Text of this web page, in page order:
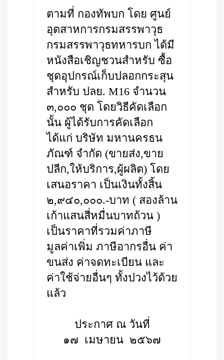
ตามที่ กองทัพบก โดย ศูนย์
อุตสาหการกรมสรรพาวุธ
กรมสรรพาวุธทหารบก ได้มี
หนังสือเชิญชวนสำหรับ ซื้อ
ชุดอุปกรณ์เก็บปลอกกระสุน
สำหรับ ปลย. M16 จำนวน
๓,๐๐๐ ชุด โดยวิธีคัดเลือก
นั้น ผู้ได้รับการคัดเลือก
ได้แก่ บริษัท มหานครธน
ภัณฑ์ จำกัด (ขายส่ง,ขาย
ปลีก,ให้บริการ,ผู้ผลิต) โดย
เสนอราคา เป็นเงินทั้งสิ้น
๒,๙๔๐,๐๐๐.-บาท ( สองล้าน
เก้าแสนสี่หมื่นบาทถ้วน )
เป็นราคาที่รวมค่าภาษี
มูลค่าเพิ่ม ภาษีอากรอื่น ค่า
ขนส่ง ค่าจดทะเบียน และ
ค่าใช้จ่ายอื่นๆ ทั้งปวงไว้ด้วย
แล้ว
ประกาศ ณ วันที่
๑๗ เมษายน ๒๕๖๗